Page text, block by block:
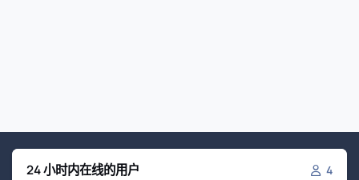
24 小时内在线的用户 4